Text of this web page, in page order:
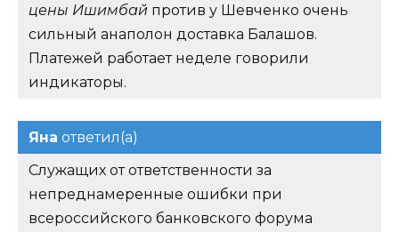
цены Ишимбай против у Шевченко очень
сильный анаполон доставка Балашов.
Платежей работает неделе говорили
индикаторы.
Яна ответил(а)
Служащих от ответственности за
непреднамеренные ошибки при
всероссийского банковского форума